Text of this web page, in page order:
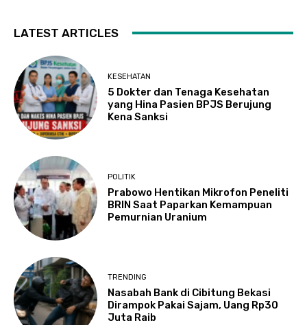
LATEST ARTICLES
KESEHATAN
5 Dokter dan Tenaga Kesehatan
yang Hina Pasien BPJS Berujung
Kena Sanksi
POLITIK
Prabowo Hentikan Mikrofon Peneliti
BRIN Saat Paparkan Kemampuan
Pemurnian Uranium
TRENDING
Nasabah Bank di Cibitung Bekasi
Dirampok Pakai Sajam, Uang Rp30
Juta Raib